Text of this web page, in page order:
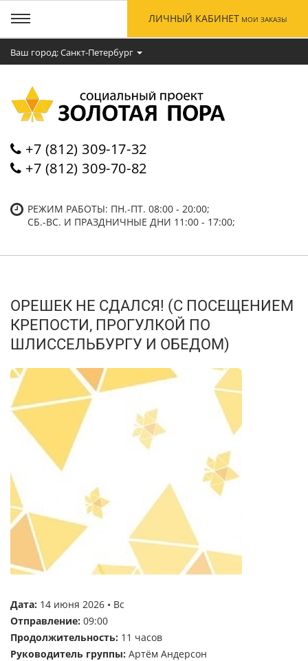
Ваш город: Cанкт-Петербург
+7 (812) 309-17-32
+7 (812) 309-70-82
РЕЖИМ РАБОТЫ: ПН.-ПТ. 08:00 - 20:00;
СБ.-ВC. И ПРАЗДНИЧНЫЕ ДНИ 11:00 - 17:00;
ЛИЧНЫЙ КАБИНЕТ МОИ ЗАКАЗЫ
ОРЕШЕК НЕ СДАЛСЯ! (С ПОСЕЩЕНИЕМ
КРЕПОСТИ, ПРОГУЛКОЙ ПО
ШЛИССЕЛЬБУРГУ И ОБЕДОМ)
Дата: 14 июня 2026 • Вс
Отправление: 09:00
Продолжительность: 11 часов
Руководитель группы: Артём Андерсон